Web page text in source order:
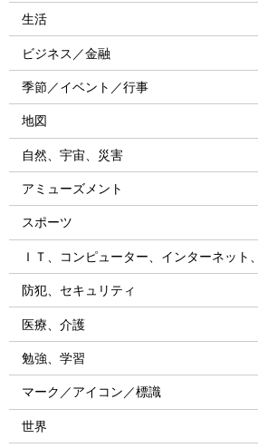
生活
ビジネス／金融
季節／イベント／行事
地図
自然、宇宙、災害
アミューズメント
スポーツ
ＩＴ、コンピューター、インターネット
防犯、セキュリティ
医療、介護
勉強、学習
マーク／アイコン／標識
世界